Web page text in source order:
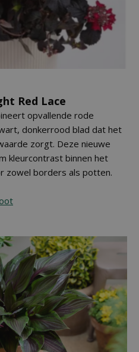
Red Lace
opvallende rode
donkerrood blad dat het
zorgt. Deze nieuwe
kleurcontrast binnen het
zowel borders als potten.